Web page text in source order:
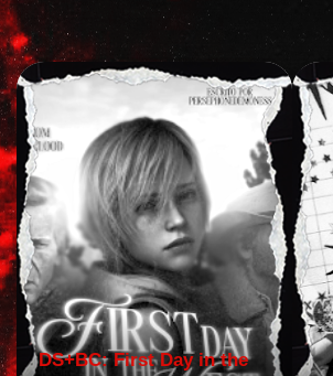
DS+BC: First Day in the